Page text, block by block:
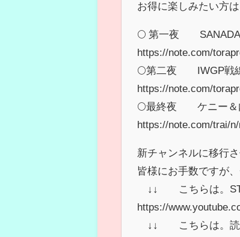
お得に楽しみたい方
🌕️ 第一夜 SANADA
https://note.com/
🌕️第二夜 IWGP戦線
https://note.com/
🌕️最終夜 ケニー＆
https://note.com/trai/n/
新チャンネルに移行
皆様にお手数ですが
↓↓ こちらは。
https://
↓↓ こちらは。読売